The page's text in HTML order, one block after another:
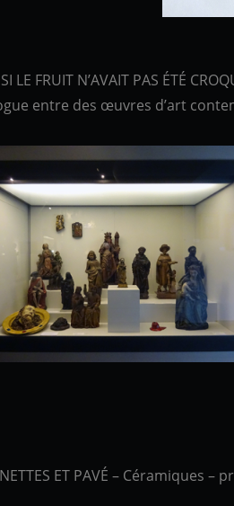
SI LE FRUIT N’AVAIT PAS ÉTÉ
entre des œuvres d’art
ET PAVÉ – Céramiques –